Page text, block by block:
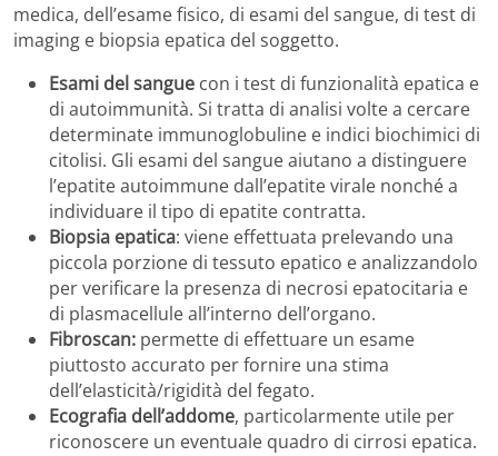
medica, dell’esame fisico, di esami del sangue, di test di
imaging e biopsia epatica del soggetto.
Esami del sangue con i test di funzionalità epatica e
di autoimmunità. Si tratta di analisi volte a cercare
determinate immunoglobuline e indici biochimici di
citolisi. Gli esami del sangue aiutano a distinguere
l’epatite autoimmune dall’epatite virale nonché a
individuare il tipo di epatite contratta.
Biopsia epatica: viene effettuata prelevando una
piccola porzione di tessuto epatico e analizzandolo
per verificare la presenza di necrosi epatocitaria e
di plasmacellule all’interno dell’organo.
Fibroscan: permette di effettuare un esame
piuttosto accurato per fornire una stima
dell’elasticità/rigidità del fegato.
Ecografia dell’addome, particolarmente utile per
riconoscere un eventuale quadro di cirrosi epatica.